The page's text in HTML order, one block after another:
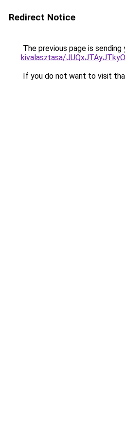
Redirect Notice
The previous page is sending
kivalasztasa/
If you do not want to visit